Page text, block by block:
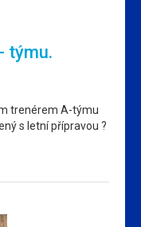
týmu.
trenérem A-týmu
s letní přípravou ?